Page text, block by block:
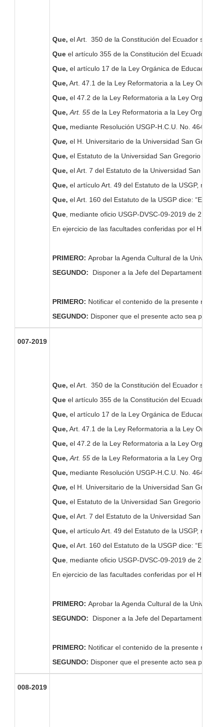
Que, el Art. 350 de la Constitución del Ecuador
Que el artículo 355 de la Constitución del Ecuador,
Que, el artículo 17 de la Ley Orgánica de Educación
Que, Art. 47.1 de la Ley Reformatoria a la Ley
Que, el 47.2 de la Ley Reformatoria a la Ley
Que,Art. 55 de la Ley Reformatoria a la Ley
Que, mediante Resolución USGP-H.C.U. No. 464-
Que, el H. Universitario de la Universidad San
Que, el Estatuto de la Universidad San Gregorio de
Que, el Art. 7 del Estatuto de la Universidad San
Que, el artículo Art. 49 del Estatuto de la USGP,
Que, el Art. 160 del Estatuto de la USGP dice: “El
Que, mediante oficio USGP-DVSC-09-2019 de 21
En ejercicio de las facultades conferidas por el H.
PRIMERO: Aprobar la Agenda Cultural de la
SEGUNDO: Disponer a la Jefe del Departamento
PRIMERO: Notificar el contenido de la presente
SEGUNDO: Disponer que el presente acto sea
007-2019
Que, el Art. 350 de la Constitución del Ecuador
Que el artículo 355 de la Constitución del Ecuador,
Que, el artículo 17 de la Ley Orgánica de Educación
Que, Art. 47.1 de la Ley Reformatoria a la Ley
Que, el 47.2 de la Ley Reformatoria a la Ley
Que,Art. 55 de la Ley Reformatoria a la Ley
Que, mediante Resolución USGP-H.C.U. No. 464-
Que, el H. Universitario de la Universidad San
Que, el Estatuto de la Universidad San Gregorio de
Que, el Art. 7 del Estatuto de la Universidad San
Que, el artículo Art. 49 del Estatuto de la USGP,
Que, el Art. 160 del Estatuto de la USGP dice: “El
Que, mediante oficio USGP-DVSC-09-2019 de 21
En ejercicio de las facultades conferidas por el H.
PRIMERO: Aprobar la Agenda Cultural de la
SEGUNDO: Disponer a la Jefe del Departamento
PRIMERO: Notificar el contenido de la presente
SEGUNDO: Disponer que el presente acto sea
008-2019